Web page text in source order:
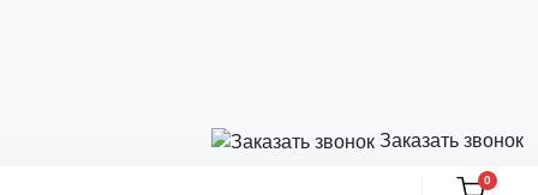
Заказать звонок
0